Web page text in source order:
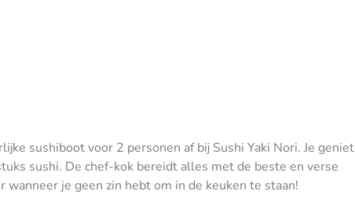
sushiboot voor 2 personen af bij Sushi Yaki Nori. Je geniet
sushi. De chef-kok bereidt alles met de beste en verse
je geen zin hebt om in de keuken te staan!